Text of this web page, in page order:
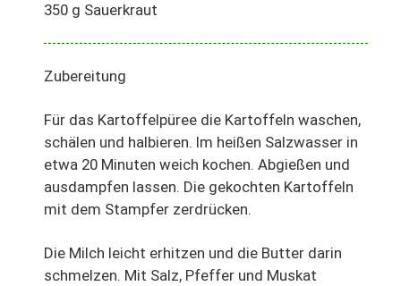
350 g Sauerkraut
Zubereitung
Für das Kartoffelpüree die Kartoffeln waschen,
schälen und halbieren. Im heißen Salzwasser in
etwa 20 Minuten weich kochen. Abgießen und
ausdampfen lassen. Die gekochten Kartoffeln
mit dem Stampfer zerdrücken.
Die Milch leicht erhitzen und die Butter darin
schmelzen. Mit Salz, Pfeffer und Muskat